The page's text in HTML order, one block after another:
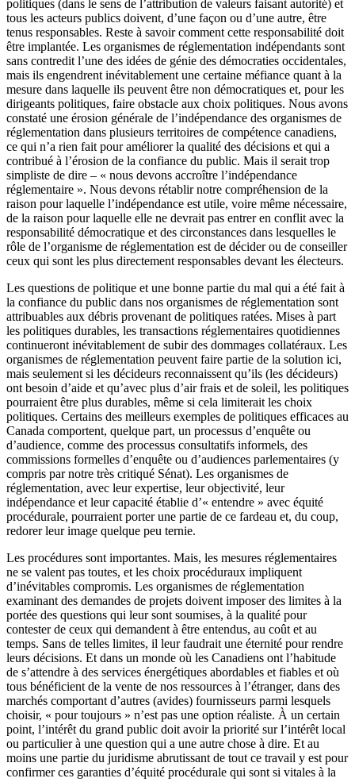
politiques (dans le sens de l’attribution de valeurs faisant autorité) et
tous les acteurs publics doivent, d’une façon ou d’une autre, être
tenus responsables. Reste à savoir comment cette responsabilité doit
être implantée. Les organismes de réglementation indépendants sont
sans contredit l’une des idées de génie des démocraties occidentales,
mais ils engendrent inévitablement une certaine méfiance quant à la
mesure dans laquelle ils peuvent être non démocratiques et, pour les
dirigeants politiques, faire obstacle aux choix politiques. Nous avons
constaté une érosion générale de l’indépendance des organismes de
réglementation dans plusieurs territoires de compétence canadiens,
ce qui n’a rien fait pour améliorer la qualité des décisions et qui a
contribué à l’érosion de la confiance du public. Mais il serait trop
simpliste de dire – « nous devons accroître l’indépendance
réglementaire ». Nous devons rétablir notre compréhension de la
raison pour laquelle l’indépendance est utile, voire même nécessaire,
de la raison pour laquelle elle ne devrait pas entrer en conflit avec la
responsabilité démocratique et des circonstances dans lesquelles le
rôle de l’organisme de réglementation est de décider ou de conseiller
ceux qui sont les plus directement responsables devant les électeurs.
Les questions de politique et une bonne partie du mal qui a été fait à
la confiance du public dans nos organismes de réglementation sont
attribuables aux débris provenant de politiques ratées. Mises à part
les politiques durables, les transactions réglementaires quotidiennes
continueront inévitablement de subir des dommages collatéraux. Les
organismes de réglementation peuvent faire partie de la solution ici,
mais seulement si les décideurs reconnaissent qu’ils (les décideurs)
ont besoin d’aide et qu’avec plus d’air frais et de soleil, les politiques
pourraient être plus durables, même si cela limiterait les choix
politiques. Certains des meilleurs exemples de politiques efficaces au
Canada comportent, quelque part, un processus d’enquête ou
d’audience, comme des processus consultatifs informels, des
commissions formelles d’enquête ou d’audiences parlementaires (y
compris par notre très critiqué Sénat). Les organismes de
réglementation, avec leur expertise, leur objectivité, leur
indépendance et leur capacité établie d’« entendre » avec équité
procédurale, pourraient porter une partie de ce fardeau et, du coup,
redorer leur image quelque peu ternie.
Les procédures sont importantes. Mais, les mesures réglementaires
ne se valent pas toutes, et les choix procéduraux impliquent
d’inévitables compromis. Les organismes de réglementation
examinant des demandes de projets doivent imposer des limites à la
portée des questions qui leur sont soumises, à la qualité pour
contester de ceux qui demandent à être entendus, au coût et au
temps. Sans de telles limites, il leur faudrait une éternité pour rendre
leurs décisions. Et dans un monde où les Canadiens ont l’habitude
de s’attendre à des services énergétiques abordables et fiables et où
tous bénéficient de la vente de nos ressources à l’étranger, dans des
marchés comportant d’autres (avides) fournisseurs parmi lesquels
choisir, « pour toujours » n’est pas une option réaliste. À un certain
point, l’intérêt du grand public doit avoir la priorité sur l’intérêt local
ou particulier à une question qui a une autre chose à dire. Et au
moins une partie du juridisme abrutissant de tout ce travail y est pour
confirmer ces garanties d’équité procédurale qui sont si vitales à la